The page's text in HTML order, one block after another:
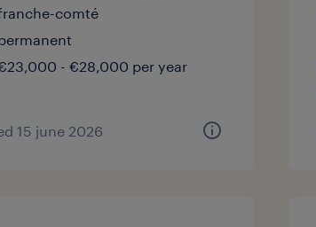
comté
- €28,000 per year
15 june 2026